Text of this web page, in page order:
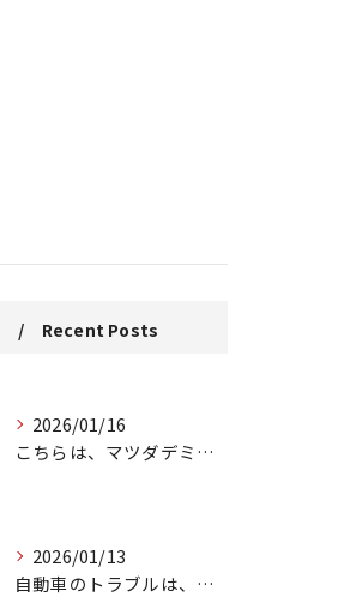
Recent Posts
2026/01/16
こちらは、マツダデミオのゲートのルーフスポイラーで、経年劣化...
2026/01/13
自動車のトラブルは、日常生活において避けられない出来事の一つ...